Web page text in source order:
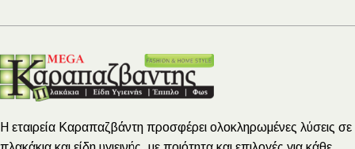
Η εταιρεία Καραπαζβάντη προσφέρει ολοκληρωμένες λύσεις σε